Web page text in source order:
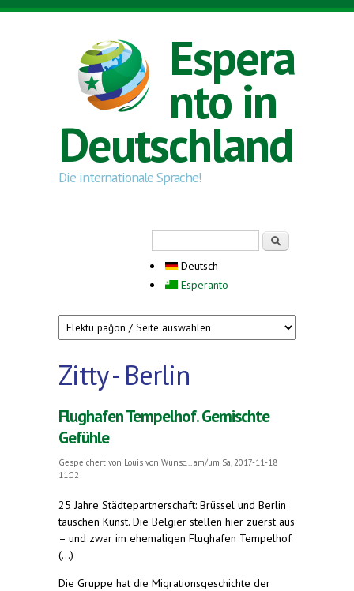
Direkt zum Inhalt
Espera
nto in
Deutschland
Die internationale Sprache!
Deutsch
Esperanto
Zitty - Berlin
Flughafen Tempelhof. Gemischte
Gefühle
Gespeichert von Louis von Wunsc...
am/um Sa, 2017-11-18
11:02
25 Jahre Städtepartnerschaft: Brüssel und Berlin
tauschen Kunst. Die Belgier stellen hier zuerst aus
– und zwar im ehemaligen Flughafen Tempelhof
(...)
Die Gruppe hat die Migrationsgeschichte der